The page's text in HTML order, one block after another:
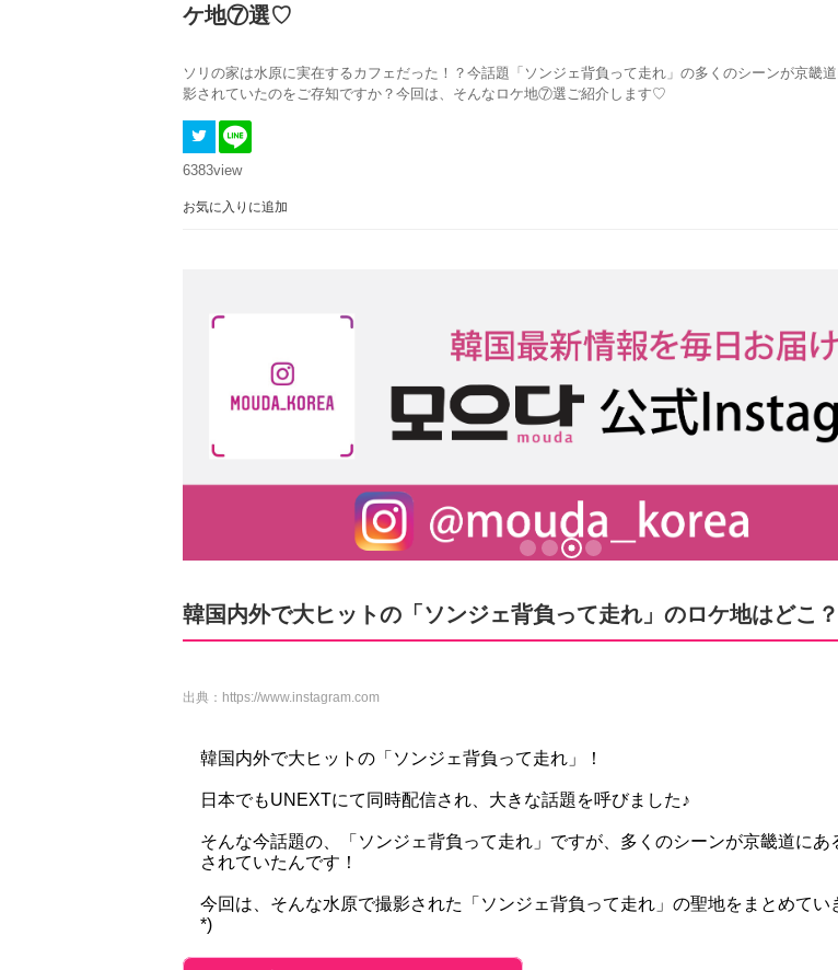
ケ地⑦選♡
ソリの家は水原に実在するカフェだった！？今話題「ソンジェ背負って走れ」の多くのシーンが京畿
影されていたのをご存知ですか？今回は、そんなロケ地⑦選ご紹介します♡
6383view
お気に入りに追加
韓国内外で大ヒットの「ソンジェ背負って走れ」のロケ地はどこ？
出典： https://www.instagram.com
韓国内外で大ヒットの「ソンジェ背負って走れ」！
日本でもUNEXTにて同時配信され、大きな話題を呼びました♪
そんな今話題の、「ソンジェ背負って走れ」ですが、多くのシーンが京畿道にあ
されていたんです！
今回は、そんな水原で撮影された「ソンジェ背負って走れ」の聖地をまとめてい
*)